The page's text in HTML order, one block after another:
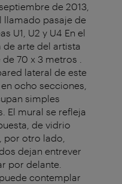
de 2013,
llamado pasaje de
U1, U2 y U4 En el
de arte del artista
70 x 3 metros .
lateral de este
ocho secciones,
simples
El mural se refleja
de vidrio
por otro lado,
dejan entrever
por delante.
contemplar